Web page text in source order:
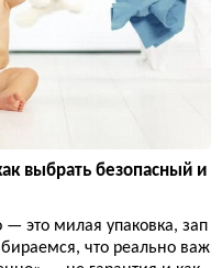
выбрать безопасный и
— это милая упаковка, зап
что реально важ